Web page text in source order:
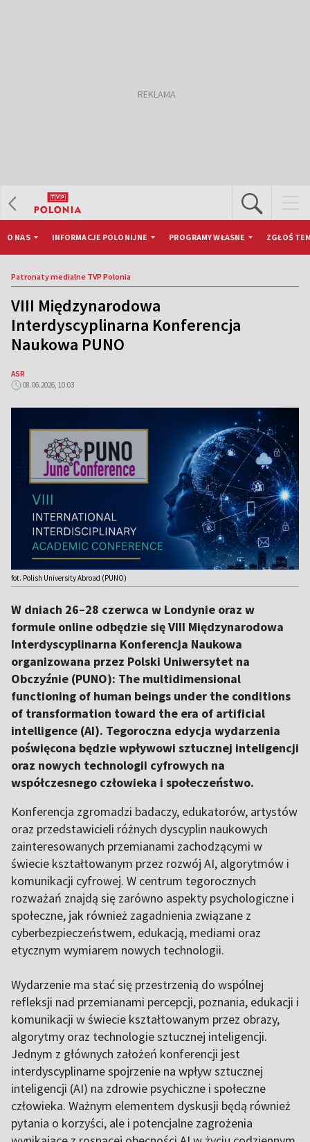
O NAS INFORMACJE POLONIJNE PROGRAMY WŁASNE ZGŁOŚ
Patronaty medialne TVP Polonia
VIII Międzynarodowa
Interdyscyplinarna Konferencja
Naukowa PUNO
ASR
08.06.2026, 10:03
fot. Polish University Abroad (PUNO)
W dniach 26–28 czerwca w Londynie oraz w
formule online odbędzie się VIII Międzynarodowa
Interdyscyplinarna Konferencja Naukowa
organizowana przez Polski Uniwersytet na
Obczyźnie (PUNO): The multidimensional
functioning of human beings under the conditions
of transformation toward the era of artificial
intelligence (AI). Tegoroczna edycja wydarzenia
poświęcona będzie wpływowi sztucznej inteligencji
oraz nowych technologii cyfrowych na
współczesnego człowieka i społeczeństwo.
Konferencja zgromadzi badaczy, edukatorów, artystów
oraz przedstawicieli różnych dyscyplin naukowych
zainteresowanych przemianami zachodzącymi w
świecie kształtowanym przez rozwój AI, algorytmów i
komunikacji cyfrowej. W centrum tegorocznych
rozważań znajdą się zarówno aspekty psychologiczne i
społeczne, jak również zagadnienia związane z
cyberbezpieczeństwem, edukacją, mediami oraz
etycznym wymiarem nowych technologii.
Wydarzenie ma stać się przestrzenią do wspólnej
refleksji nad przemianami percepcji, poznania, edukacji i
komunikacji w świecie kształtowanym przez obrazy,
algorytmy oraz technologie sztucznej inteligencji.
Jednym z głównych założeń konferencji jest
interdyscyplinarne spojrzenie na wpływ sztucznej
inteligencji (AI) na zdrowie psychiczne i społeczne
człowieka. Ważnym elementem dyskusji będą również
pytania o korzyści, ale i potencjalne zagrożenia